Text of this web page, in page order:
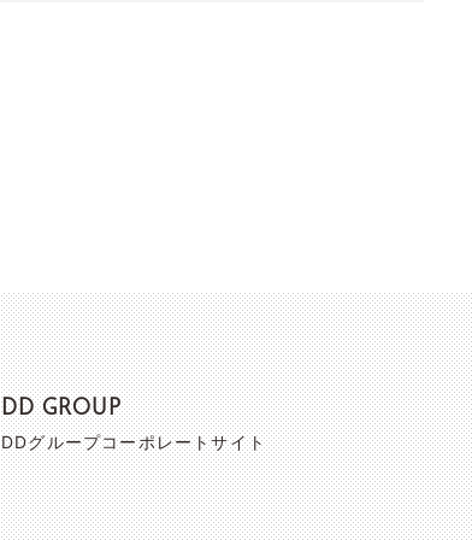
DD GROUP
DDグループコーポレートサイト